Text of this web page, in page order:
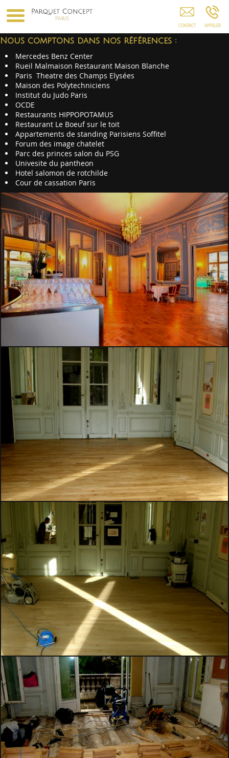
Parquet Concept Saint-Maur-Des-Fosses Paris
Créteil Montreuil Noisy-Le-Grand Evry Saint-
Nous comptons dans nos références :
Mercedes Benz Center
Rueil Malmaison Restaurant Maison Blanche
Paris Theatre des Champs Elysées
Maison des Polytechniciens
Institut du Judo Paris
OCDE
Restaurants HIPPOPOTAMUS
Restaurant Le Boeuf sur le toit
Appartements de standing Parisiens Soffitel
Forum des image chatelet
Parc des princes salon du PSG
Univesite du pantheon
Hotel salomon de rotchilde
Cour de cassation Paris